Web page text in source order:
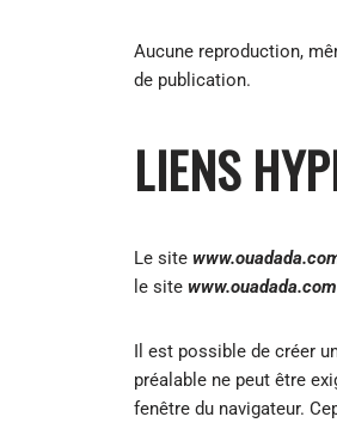
Aucune reproduction,
de publication.
LIENS
Le site
le site www.ouadada.com
Il est possible de créer
préalable ne peut être
fenêtre du navigateur.